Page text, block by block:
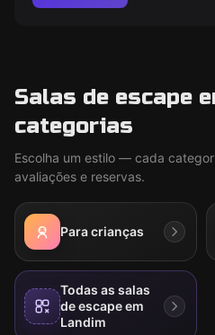
Salas de escape
categorias
Escolha um estilo — cada
avaliações e reservas.
Para crianças
Todas as salas
de escape em
Landim